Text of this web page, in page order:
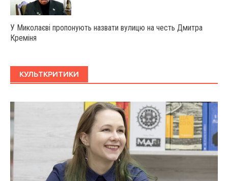
У Миколаєві пропонують назвати вулицю на честь Дмитра
Креміня
КУЛЬТКРИТИКИ